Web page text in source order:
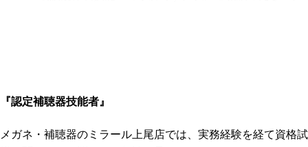
『認定補聴器技能者』
メガネ・補聴器のミラール上尾店では、実務経験を経て資格